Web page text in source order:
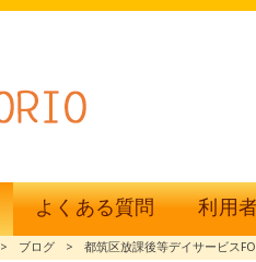
よくある質問 利用
> ブログ > 都筑区放課後等デイサービス